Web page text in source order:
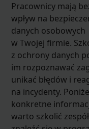
Pracownicy mają
wpływ na
danych osobowych
w Twojej firmie.
z ochrony danych
im rozpoznawać
unikać błędów i
na incydenty.
konkretne
warto szkolić